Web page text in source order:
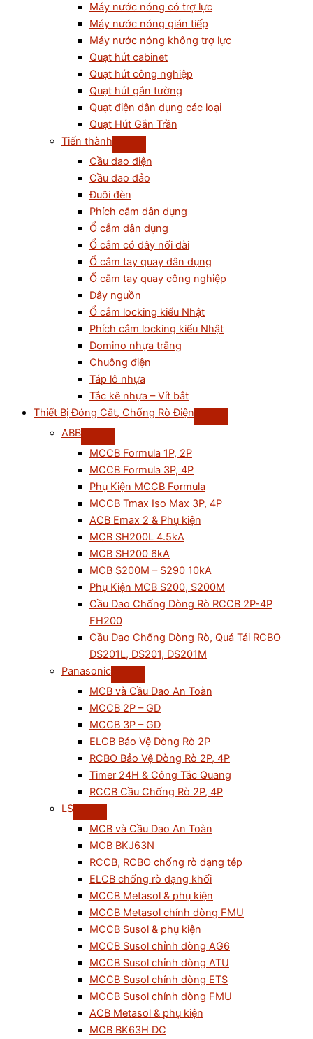
Máy nước nóng có trợ lực
Máy nước nóng gián tiếp
Máy nước nóng không trợ lực
Quạt hút cabinet
Quạt hút công nghiệp
Quạt hút gắn tường
Quạt điện dân dụng các loại
Quạt Hút Gắn Trần
Tiến thành
Cầu dao điện
Cầu dao đảo
Đuôi đèn
Phích cắm dân dụng
Ổ cắm dân dụng
Ổ cắm có dây nối dài
Ổ cắm tay quay dân dụng
Ổ cắm tay quay công nghiệp
Dây nguồn
Ổ cắm locking kiểu Nhật
Phích cắm locking kiểu Nhật
Domino nhựa trắng
Chuông điện
Táp lô nhựa
Tắc kê nhựa – Vít bắt
Thiết Bị Đóng Cắt, Chống Rò Điện
ABB
MCCB Formula 1P, 2P
MCCB Formula 3P, 4P
Phụ Kiện MCCB Formula
MCCB Tmax Iso Max 3P, 4P
ACB Emax 2 & Phụ kiện
MCB SH200L 4.5kA
MCB SH200 6kA
MCB S200M – S290 10kA
Phụ Kiện MCB S200, S200M
Cầu Dao Chống Dòng Rò RCCB 2P-4P
FH200
Cầu Dao Chống Dòng Rò, Quá Tải RCBO
DS201L, DS201, DS201M
Panasonic
MCB và Cầu Dao An Toàn
MCCB 2P – GD
MCCB 3P – GD
ELCB Bảo Vệ Dòng Rò 2P
RCBO Bảo Vệ Dòng Rò 2P, 4P
Timer 24H & Công Tắc Quang
RCCB Cầu Chống Rò 2P, 4P
LS
MCB và Cầu Dao An Toàn
MCB BKJ63N
RCCB, RCBO chống rò dạng tép
ELCB chống rò dạng khối
MCCB Metasol & phụ kiện
MCCB Metasol chỉnh dòng FMU
MCCB Susol & phụ kiện
MCCB Susol chỉnh dòng AG6
MCCB Susol chỉnh dòng ATU
MCCB Susol chỉnh dòng ETS
MCCB Susol chỉnh dòng FMU
ACB Metasol & phụ kiện
MCB BK63H DC